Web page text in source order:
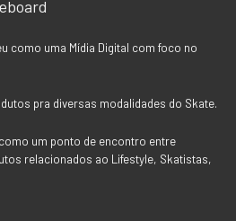
como uma Mídia Digital com foco no
pra diversas modalidades do Skate.
um ponto de encontro entre
relacionados ao Lifestyle, Skatistas,